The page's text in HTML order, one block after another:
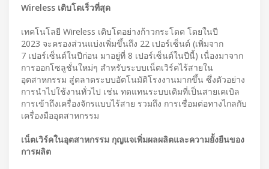
Wireless เติบโตเร็วที่สุด
เทคโนโลยี Wireless เติบโตอย่างก้าวกระโดด โดยในปี
2023 จะครองส่วนแบ่งเพิ่มขึ้นถึง 22 เปอร์เซ็นต์ (เพิ่มจาก
7 เปอร์เซ็นต์ในปีก่อน มาอยู่ที่ 8 เปอร์เซ็นต์ในปีนี้) เนื่องมาจาก
การออกโซลูชั่นใหม่ๆ สำหรับระบบเน็ตเวิร์คไร้สายใน
อุตสาหกรรม สู่ตลาดระบบอัตโนมัติโรงงานมากขึ้น ซึ่งตัวอย่าง
การนำไปใช้งานทั่วไป เช่น ทดแทนระบบเดิมที่เป็นสายเคเบิล
การเข้าถึงเครื่องจักรแบบไร้สาย รวมถึง การเชื่อมต่อทางไกลกับ
เครื่องมืออุตสาหกรรม
เน็ตเวิร์คในอุตสาหกรรม กุญแจเพิ่มผลผลิตและความยั้งยืนของ
การผลิต